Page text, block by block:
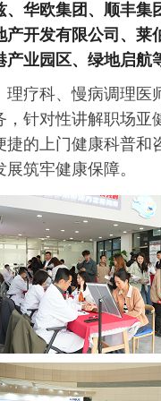
、华欧集团、顺丰
产开发有限公司、
产业园区、绿地启航
理疗科、慢病调理
，针对性讲解职场
捷的上门健康科普
筑牢健康保障。